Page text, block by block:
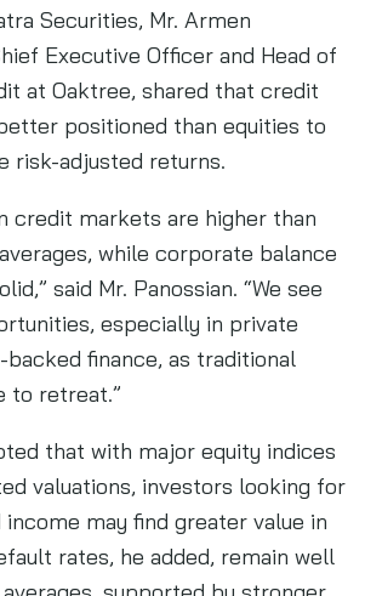
Securities, Mr. Armen
Executive Officer and Head of
at Oaktree, shared that credit
positioned than equities to
risk-adjusted returns.
credit markets are higher than
while corporate balance
said Mr. Panossian. “We see
especially in private
finance, as traditional
to retreat.”
that with major equity indices
valuations, investors looking for
may find greater value in
rates, he added, remain well